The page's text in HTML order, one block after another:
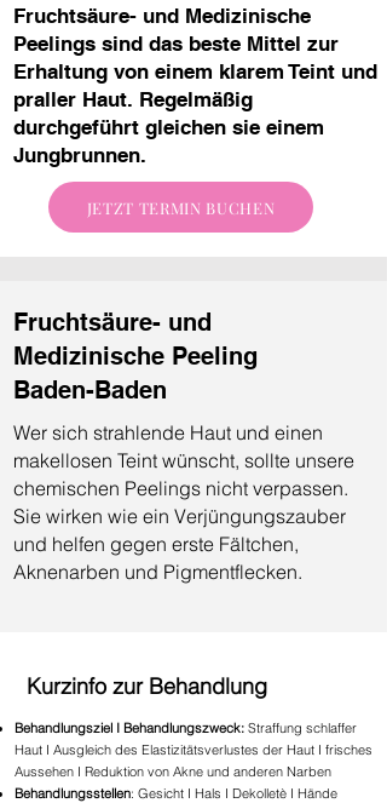
Fruchtsäure- und Medizinische
Peelings sind das beste Mittel zur
Erhaltung von einem klarem Teint und
praller Haut. Regelmäßig
durchgeführt gleichen sie einem
Jungbrunnen.
JETZT TERMIN BUCHEN
Fruchtsäure- und
Medizinische Peeling
Baden-Baden
Wer sich strahlende Haut und einen
makellosen Teint wünscht, sollte unsere
chemischen Peelings nicht verpassen.
Sie wirken wie ein Verjüngungszauber
und helfen gegen erste Fältchen,
Aknenarben und Pigmentflecken.
Kurzinfo zur Behandlung
Behandlungsziel I Behandlungszweck: Straffung schlaffer
Haut I Ausgleich des Elastizitätsverlustes der Haut I frisches
Aussehen I Reduktion von Akne und anderen Narben
Behandlungsstellen: Gesicht I Hals I Dekolletè I Hände